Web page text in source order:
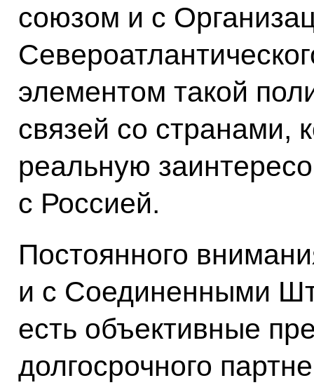
союзом и с
элементом такой
связей со странами,
реальную
с Россией.
Постоянного
и с Соединенными
есть объективные
долгосрочного